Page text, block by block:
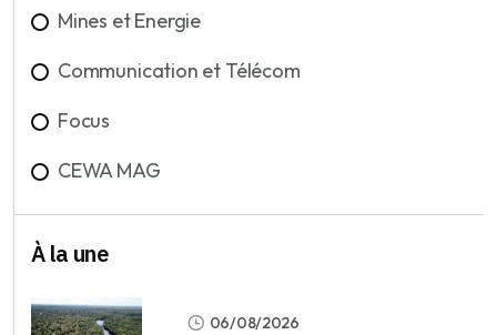
Mines et Energie
Communication et Télécom
Focus
CEWA MAG
À la une
06/08/2026